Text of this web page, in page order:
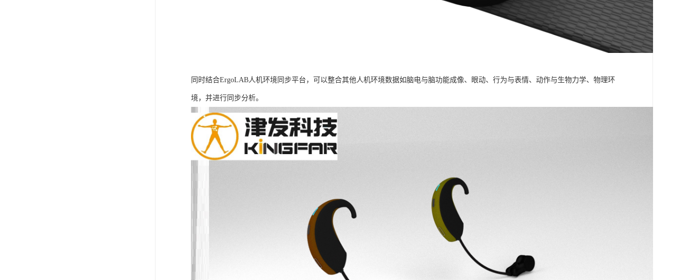
同时结合ErgoLAB人机环境同步平台，可以整合其他人机环境数据如脑电与脑功能成像、眼动、行为与表情、动作与生物力学、物理环
境，并进行同步分析。